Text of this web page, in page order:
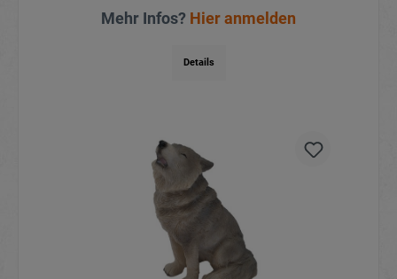
Mehr Infos? Hier anmelden
Details